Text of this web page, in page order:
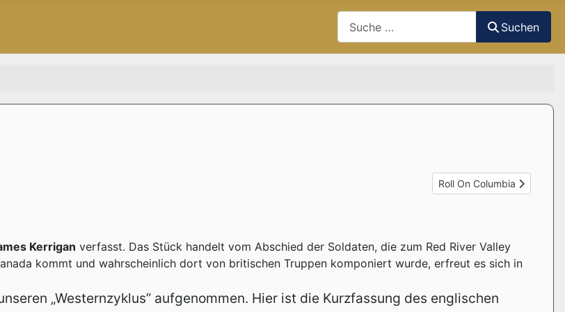
Suchen
Nächster Beitrag: Roll On
Roll On Columbia
Kerrigan verfasst. Das Stück handelt vom Abschied der Soldaten, die zum Red River Valley
kommt und wahrscheinlich dort von britischen Truppen komponiert wurde, erfreut es sich in
„Westernzyklus” aufgenommen. Hier ist die Kurzfassung des englischen